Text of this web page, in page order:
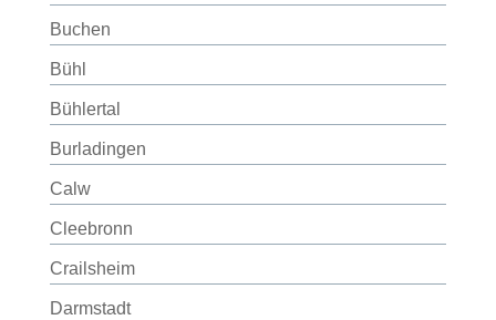
Buchen
Bühl
Bühlertal
Burladingen
Calw
Cleebronn
Crailsheim
Darmstadt